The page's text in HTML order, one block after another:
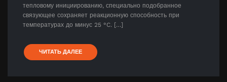
тепловому инициированию, специально подобранное
связующее сохраняет реакционную способность при
температурах до минус 25 °C. […]
ЧИТАТЬ ДАЛЕЕ